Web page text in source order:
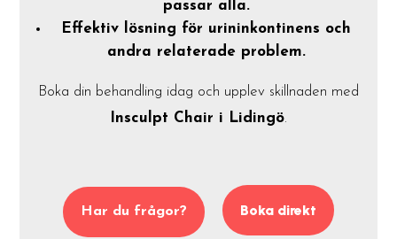
passar alla.
Effektiv lösning för urininkontinens och
andra relaterade problem.
Boka din behandling idag och upplev skillnaden med
Insculpt Chair i Lidingö.
Har du frågor? Boka direkt